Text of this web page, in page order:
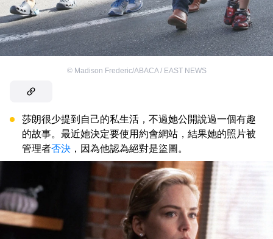
© Madison Frederic/ABACA / EAST NEWS
莎朗很少提到自己的私生活，不過她公開說過一個有趣
的故事。最近她決定要使用約會網站，結果她的照片被
管理者否決 ，因為他認為絕對是盜圖。